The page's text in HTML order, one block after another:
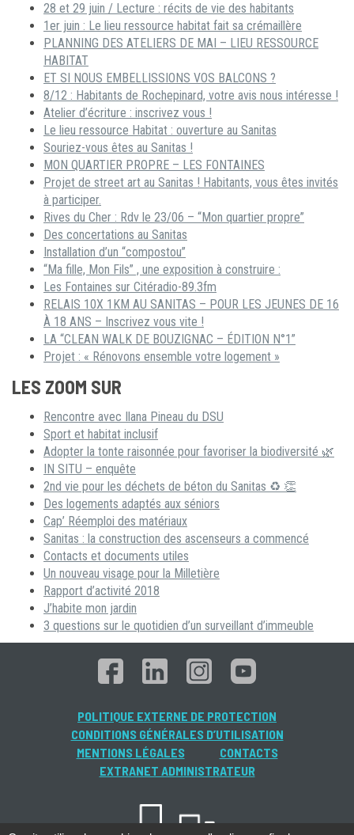
28 et 29 juin / Lecture : récits de vie des habitants
1er juin : Le lieu ressource habitat fait sa crémaillère
PLANNING DES ATELIERS DE MAI – LIEU RESSOURCE
HABITAT
ET SI NOUS EMBELLISSIONS VOS BALCONS ?
8/12 : Habitants de Rochepinard, votre avis nous intéresse !
Atelier d’écriture : inscrivez vous !
Le lieu ressource Habitat : ouverture au Sanitas
Souriez-vous êtes au Sanitas !
MON QUARTIER PROPRE – LES FONTAINES
Projet de street art au Sanitas ! Habitants, vous êtes invités
à participer.
Rives du Cher : Rdv le 23/06 – “Mon quartier propre”
Des concertations au Sanitas
Installation d’un “compostou”
“Ma fille, Mon Fils” , une exposition à construire :
Les Fontaines sur Citéradio-89.3fm
RELAIS 10X 1KM AU SANITAS – POUR LES JEUNES DE 16
À 18 ANS – Inscrivez vous vite !
LA “CLEAN WALK DE BOUZIGNAC – ÉDITION N°1”
Projet : « Rénovons ensemble votre logement »
LES ZOOM SUR
Rencontre avec Ilana Pineau du DSU
Sport et habitat inclusif
Adopter la tonte raisonnée pour favoriser la biodiversité 🌿
IN SITU – enquête
2nd vie pour les déchets de béton du Sanitas ♻ 👏
Des logements adaptés aux séniors
Cap’ Réemploi des matériaux
Sanitas : la construction des ascenseurs a commencé
Contacts et documents utiles
Un nouveau visage pour la Milletière
Rapport d’activité 2018
J’habite mon jardin
3 questions sur le quotidien d’un surveillant d’immeuble
POLITIQUE EXTERNE DE PROTECTION
CONDITIONS GÉNÉRALES D’UTILISATION
MENTIONS LÉGALES
CONTACTS
EXTRANET ADMINISTRATEUR